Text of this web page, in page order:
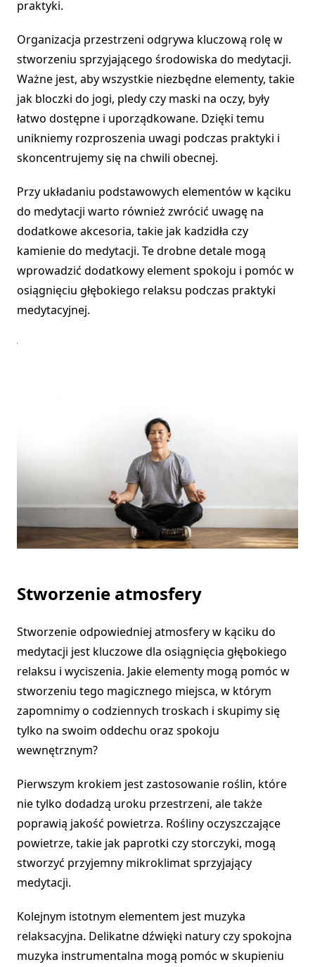
praktyki.
Organizacja przestrzeni odgrywa kluczową rolę w
stworzeniu sprzyjającego środowiska do medytacji.
Ważne jest, aby wszystkie niezbędne elementy, takie
jak bloczki do jogi, pledy czy maski na oczy, były
łatwo dostępne i uporządkowane. Dzięki temu
unikniemy rozproszenia uwagi podczas praktyki i
skoncentrujemy się na chwili obecnej.
Przy układaniu podstawowych elementów w kąciku
do medytacji warto również zwrócić uwagę na
dodatkowe akcesoria, takie jak kadzidła czy
kamienie do medytacji. Te drobne detale mogą
wprowadzić dodatkowy element spokoju i pomóc w
osiągnięciu głębokiego relaksu podczas praktyki
medytacyjnej.
Stworzenie atmosfery
Stworzenie odpowiedniej atmosfery w kąciku do
medytacji jest kluczowe dla osiągnięcia głębokiego
relaksu i wyciszenia. Jakie elementy mogą pomóc w
stworzeniu tego magicznego miejsca, w którym
zapomnimy o codziennych troskach i skupimy się
tylko na swoim oddechu oraz spokoju
wewnętrznym?
Pierwszym krokiem jest zastosowanie roślin, które
nie tylko dodadzą uroku przestrzeni, ale także
poprawią jakość powietrza. Rośliny oczyszczające
powietrze, takie jak paprotki czy storczyki, mogą
stworzyć przyjemny mikroklimat sprzyjający
medytacji.
Kolejnym istotnym elementem jest muzyka
relaksacyjna. Delikatne dźwięki natury czy spokojna
muzyka instrumentalna mogą pomóc w skupieniu